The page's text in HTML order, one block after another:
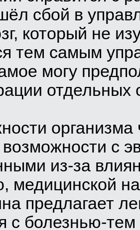
сбой в
который не
тем самым
могу
отдельных
организма
с
из-за
медицинской
предлагает
с болезнью-